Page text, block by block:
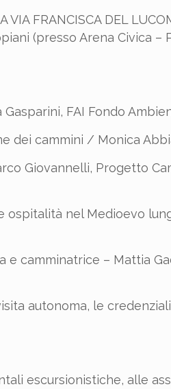
FRANCISCA DEL
(presso Arena Civica –
FAI Fondo
dei cammini / Monica
Giovannelli, Progetto
nel Medioevo
e camminatrice – Mattia
autonoma, le
escursionistiche, alle